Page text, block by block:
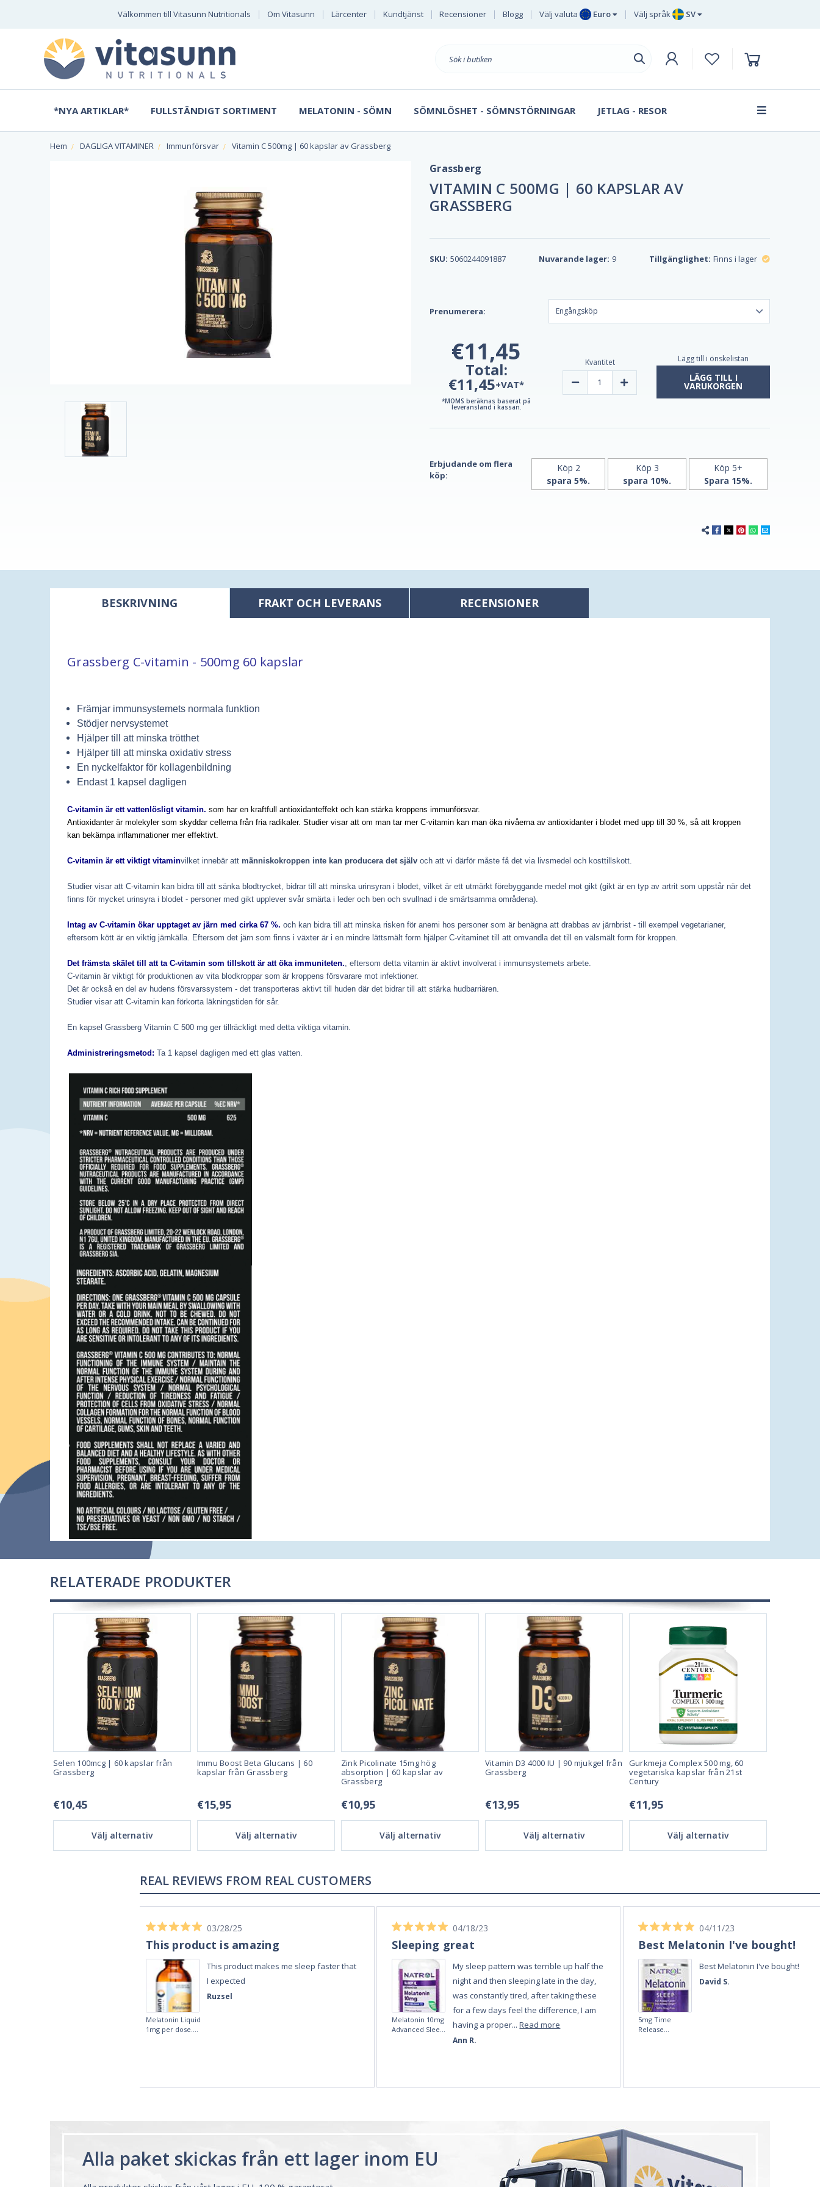
Välkommen till Vitasunn Nutritionals Om Vitasunn Lärcenter Kundtjänst Recensioner Blogg Välj valuta Euro
Svenska
kronan
Välj språk SV
FR
Sök
*NYA ARTIKLAR* FULLSTÄNDIGT SORTIMENT MELATONIN - SÖMN SÖMNLÖSHET - SÖMNSTÖRNINGAR JETLAG - RESOR
Hem DAGLIGA VITAMINER Immunförsvar Vitamin C 500mg | 60 kapslar av Grassberg
VITAMIN C 500MG | 60 KAPSLAR AV
GRASSBERG
Grassberg
SKU: 5060244091887 Nuvarande lager: 9 Tillgänglighet: Finns i lager
Prenumerera:
€11,45
Total:
€11,45+VAT*
*MOMS beräknas baserat på
leveransland i kassan.
Kvantitet
Minska
mg
av
Grassberg
Öka
mg
av
Grassberg
Lägg till i önskelistan
LÄGG TILL I
VARUKORGEN
Erbjudande om flera
köp:
Köp 2
spara 5%.
Köp 3
spara 10%.
Köp 5+
Spara 15%.
BESKRIVNING FRAKT OCH LEVERANS RECENSIONER
Grassberg C-vitamin - 500mg 60 kapslar
Främjar immunsystemets normala funktion
Stödjer nervsystemet
Hjälper till att minska trötthet
Hjälper till att minska oxidativ stress
En nyckelfaktor för kollagenbildning
Endast 1 kapsel dagligen
C-vitamin är ett vattenlösligt vitamin. som har en kraftfull antioxidanteffekt och kan stärka kroppens immunförsvar.
Antioxidanter är molekyler som skyddar cellerna från fria radikaler. Studier visar att om man tar mer C-vitamin kan man öka nivåerna av antioxidanter i blodet med upp till 30 %, så att kroppen
kan bekämpa inflammationer mer effektivt.
C-vitamin är ett viktigt vitaminvilket innebär att människokroppen inte kan producera det själv och att vi därför måste få det via livsmedel och kosttillskott.
Studier visar att C-vitamin kan bidra till att sänka blodtrycket, bidrar till att minska urinsyran i blodet, vilket är ett utmärkt förebyggande medel mot gikt (gikt är en typ av artrit som uppstår när det
finns för mycket urinsyra i blodet - personer med gikt upplever svår smärta i leder och ben och svullnad i de smärtsamma områdena).
Intag av C-vitamin ökar upptaget av järn med cirka 67 %. och kan bidra till att minska risken för anemi hos personer som är benägna att drabbas av järnbrist - till exempel vegetarianer,
eftersom kött är en viktig järnkälla. Eftersom det järn som finns i växter är i en mindre lättsmält form hjälper C-vitaminet till att omvandla det till en välsmält form för kroppen.
Det främsta skälet till att ta C-vitamin som tillskott är att öka immuniteten., eftersom detta vitamin är aktivt involverat i immunsystemets arbete.
C-vitamin är viktigt för produktionen av vita blodkroppar som är kroppens försvarare mot infektioner.
Det är också en del av hudens försvarssystem - det transporteras aktivt till huden där det bidrar till att stärka hudbarriären.
Studier visar att C-vitamin kan förkorta läkningstiden för sår.
En kapsel Grassberg Vitamin C 500 mg ger tillräckligt med detta viktiga vitamin.
Administreringsmetod: Ta 1 kapsel dagligen med ett glas vatten.
RELATERADE PRODUKTER
Selen 100mcg | 60 kapslar från
Grassberg
€10,45
Välj alternativ
Immu Boost Beta Glucans | 60
kapslar från Grassberg
€15,95
Välj alternativ
Zink Picolinate 15mg hög
absorption | 60 kapslar av
Grassberg
€10,95
Välj alternativ
Vitamin D3 4000 IU | 90 mjukgel från
Grassberg
€13,95
Välj alternativ
Gurkmeja Complex 500 mg, 60
vegetariska kapslar från 21st
Century
€11,95
Välj alternativ
REAL REVIEWS FROM REAL CUSTOMERS
Ruzsel
03/28/25
This product is amazing
This product makes me sleep faster that
I expected
Melatonin Liquid
1mg per dose.
Free!
Ann R.
04/18/23
Sleeping great
My sleep pattern was terrible up half the
night and then sleeping late in the day,
was constantly tired, after taking these
for a few days feel the difference, I am
having a proper...Read more
Melatonin 10mg
Advanced Sleep
David S.
04/11/23
Best Melatonin I've bought!
Best Melatonin I've bought!
5mg Time
Release
Alla paket skickas från ett lager inom EU